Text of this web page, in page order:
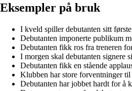
Eksempler på bruk
I kveld spiller debutanten sitt
Debutanten imponerte publikum
Debutanten fikk ros fra treneren
I morgen skal debutanten signere
Debutanten fikk en stående
Klubben har store forventninger til
Debutanten har jobbet hardt for å